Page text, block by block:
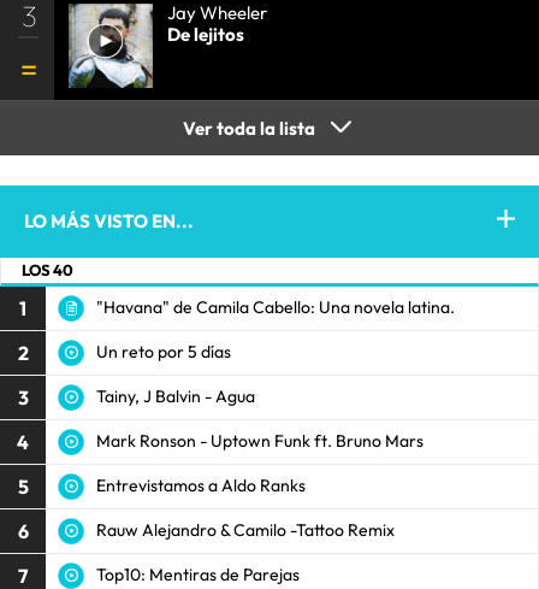
3
Jay Wheeler
De lejitos
Ver toda la lista
LO MÁS VISTO EN...
LOS 40
1 "Havana" de Camila Cabello: Una novela latina.
2 Un reto por 5 días
3 Tainy, J Balvin - Agua
4 Mark Ronson - Uptown Funk ft. Bruno Mars
5 Entrevistamos a Aldo Ranks
6 Rauw Alejandro & Camilo -Tattoo Remix
7 Top10: Mentiras de Parejas